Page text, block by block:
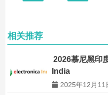
相关推荐
2026慕尼黑印
India
2025年12月11